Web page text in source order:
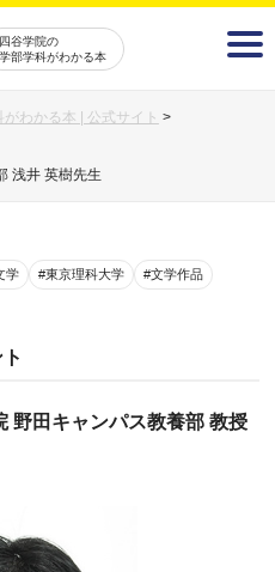
四谷学院の
学部学科がわかる本
わかる本 | 公式サイト >
浅井 英樹先生
学 #東京理科大学 #文学作品
野田キャンパス教養部 教授